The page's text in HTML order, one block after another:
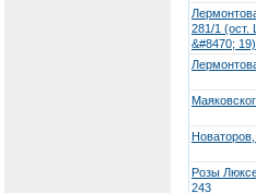
281/1 (ост.
&#8470; 19)
Розы
243